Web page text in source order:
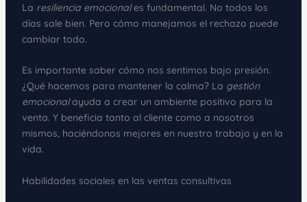
La resiliencia emocionales fundamental. No todos los
días sale bien. Pero cómo manejamos el rechazo puede
cambiar todo.
Es importante saber cómo nos sentimos bajo presión.
¿Qué hacemos para mantener la calma? La gestión
emocionalayuda a crear un ambiente positivo para la
venta. Y beneficia tanto al cliente como a nosotros
mismos, haciéndonos mejores en nuestro trabajo y en la
vida.
Habilidades sociales en las ventas consultivas